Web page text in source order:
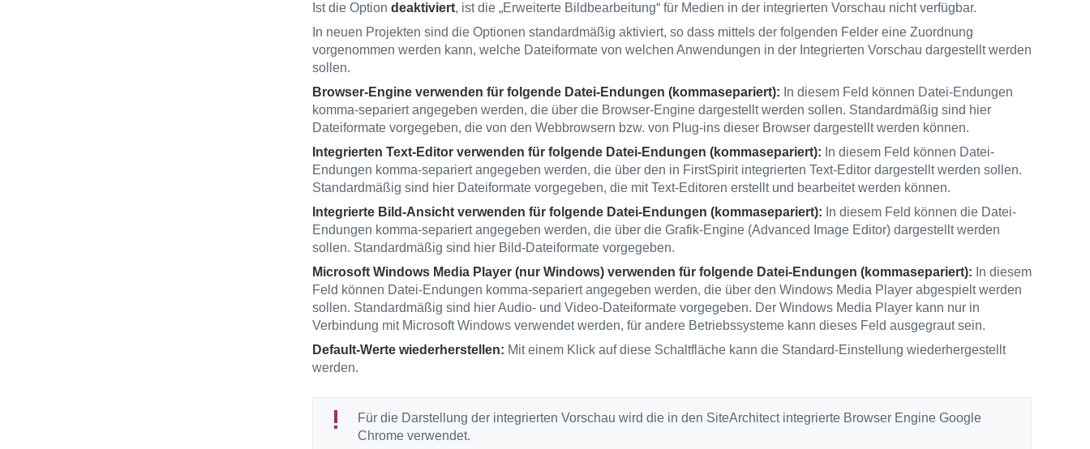
Ist die Option deaktiviert, ist die „Erweiterte Bildbearbeitung“ für Medien in der integrierten Vorschau nicht verfügbar.
In neuen Projekten sind die Optionen standardmäßig aktiviert, so dass mittels der folgenden Felder eine Zuordnung
vorgenommen werden kann, welche Dateiformate von welchen Anwendungen in der Integrierten Vorschau dargestellt werden
sollen.
Browser-Engine verwenden für folgende Datei-Endungen (kommasepariert): In diesem Feld können Datei-Endungen
komma-separiert angegeben werden, die über die Browser-Engine dargestellt werden sollen. Standardmäßig sind hier
Dateiformate vorgegeben, die von den Webbrowsern bzw. von Plug-ins dieser Browser dargestellt werden können.
Integrierten Text-Editor verwenden für folgende Datei-Endungen (kommasepariert): In diesem Feld können Datei-
Endungen komma-separiert angegeben werden, die über den in FirstSpirit integrierten Text-Editor dargestellt werden sollen.
Standardmäßig sind hier Dateiformate vorgegeben, die mit Text-Editoren erstellt und bearbeitet werden können.
Integrierte Bild-Ansicht verwenden für folgende Datei-Endungen (kommasepariert): In diesem Feld können die Datei-
Endungen komma-separiert angegeben werden, die über die Grafik-Engine (Advanced Image Editor) dargestellt werden
sollen. Standardmäßig sind hier Bild-Dateiformate vorgegeben.
Microsoft Windows Media Player (nur Windows) verwenden für folgende Datei-Endungen (kommasepariert): In diesem
Feld können Datei-Endungen komma-separiert angegeben werden, die über den Windows Media Player abgespielt werden
sollen. Standardmäßig sind hier Audio- und Video-Dateiformate vorgegeben. Der Windows Media Player kann nur in
Verbindung mit Microsoft Windows verwendet werden, für andere Betriebssysteme kann dieses Feld ausgegraut sein.
Default-Werte wiederherstellen: Mit einem Klick auf diese Schaltfläche kann die Standard-Einstellung wiederhergestellt
werden.
Für die Darstellung der integrierten Vorschau wird die in den SiteArchitect integrierte Browser Engine Google
Chrome verwendet.